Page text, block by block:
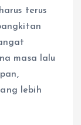
terus
masa lalu
lebih